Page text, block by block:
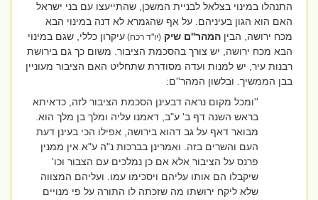
התנהלו במינוי בצלאל לבניית המשכן, שהתייעצו עם בני ישראל
האם הוא הגון בעיניהם. על אף שהגמרא לא דנה במינוי הבא
מכח ירושה, הביןהמהר''ם שיק (יו''ד רכח)עיקרון כללי, שגם במינוי
הבא מכח ירושה, יש צורך בהסכמת הציבור. משום כך גם בירושת
רבנות עיר, יש למנות ועדה מסודרת שתחליט האם הציבור מעוניין
בבן הממשיך. ובלשון המהר''ם:
''ומכל מקום נראה דבעינן הסכמת הציבור לזה, כדאיתא
בראש השנה דף ב' ע"ב, דאמנו עליה ומלך בן מלך הוא.
מבואר דאף על גב דהוא בירושה, אפילו הכי בעינן דעת
העם והשרים בזה. ואמרינן בברכות נ"ה ע"א אין ממנין
פרנס על הציבור אלא אם כן נמלכים עם הצבור וכו'
שיקבלו הם אותו עליהם ויסכימו עמו. ועליהם המצווה
שלא ליקח ירושתו מה שזכתה לו התורה על פי מנויים